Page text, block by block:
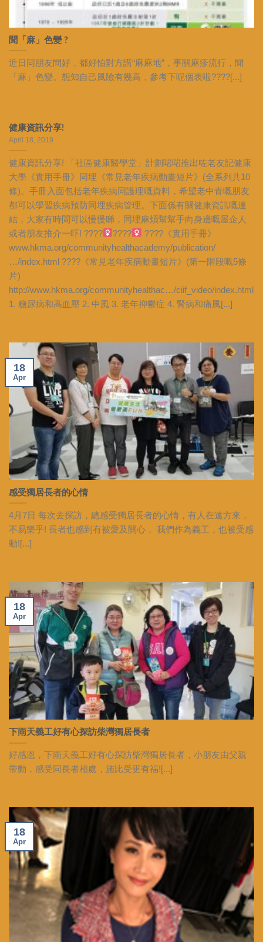
聞「麻」色變 ?
近日同朋友問好，都好怕對方講“麻麻地”，事關麻疹流行，聞
「麻」色變。想知自己風險有幾高，參考下呢個表啦????[...]
健康資訊分享!
April 18, 2019
健康資訊分享! 「社區健康醫學堂」計劃啱啱推出咗老友記健康
大學《實用手冊》同埋《常見老年疾病動畫短片》(全系列共10
條)。手冊入面包括老年疾病同護理嘅資料，希望老中青嘅朋友
都可以學習疾病預防同埋疾病管理。下面係有關健康資訊嘅連
結，大家有時間可以慢慢睇，同埋麻煩幫幫手向身邊嘅屋企人
或者朋友推介一吓! ????‍
????‍
????《實用手冊》
www.hkma.org/communityhealthacademy/publication/
…/index.html ????《常見老年疾病動畫短片》(第一階段嘅5條
片)
http://www.hkma.org/communityhealthac…/ciif_video/index.html
1. 糖尿病和高血壓 2. 中風 3. 老年抑鬱症 4. 腎病和痛風[...]
感受獨居長者的心情
4月7日 每次去探訪，總感受獨居長者的心情，有人在遠方來，
不易樂乎! 長者也感到有被愛及關心， 我們作為義工，也被受感
動![...]
18
Apr
下雨天義工好有心探訪柴灣獨居長者
好感恩，下雨天義工好有心探訪柴灣獨居長者，小朋友由父親
带動，感受同長者相處，施比受更有福![...]
18
Apr
18
Apr